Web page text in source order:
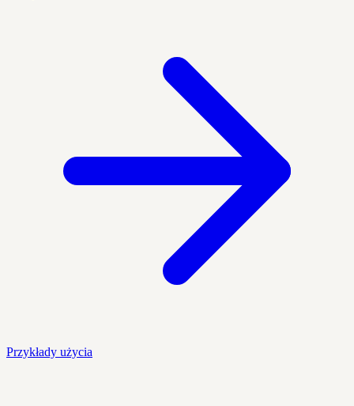
Przykłady użycia